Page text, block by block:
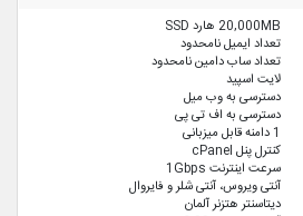
20,000MB هارد SSD
تعداد ایمیل نامحدود
تعداد ساب دامین نامحدود
لایت اسپید
دسترسی به وب میل
دسترسی به اف تی پی
1 دامنه قابل میزبانی
کنترل پنل cPanel
سرعت اینترنت 1Gbps
آنتی ویروس، آنتی شلر و فایروال
دیتاسنتر هتزنر آلمان